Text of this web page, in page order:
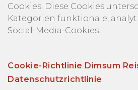
Cookies. Diese Cookies
Kategorien funktionale,
Social-Media-Cookies.
Cookie-Richtlinie Dimsum
Datenschutzrichtlinie